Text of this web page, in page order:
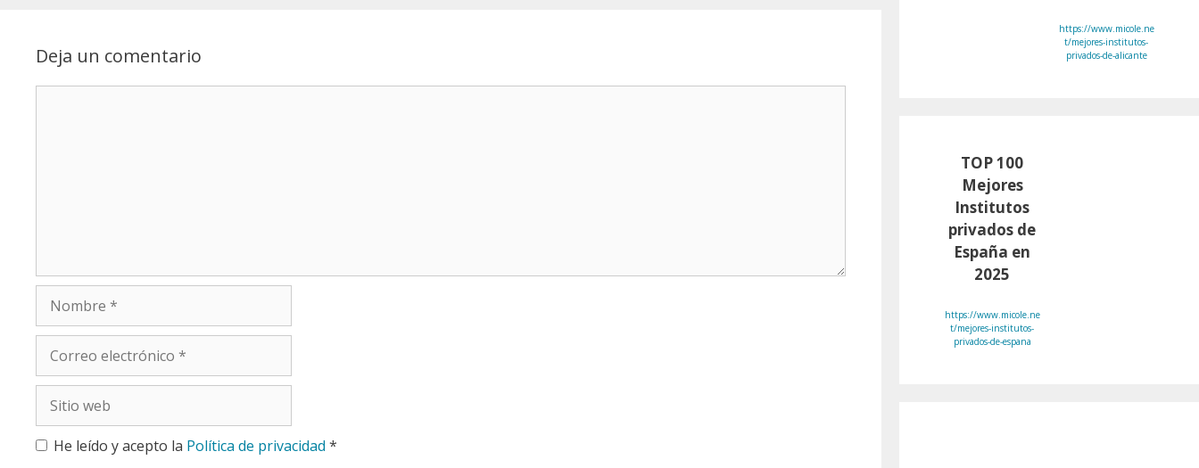
Deja un comentario
electrónico
web
He leído y acepto la Política de privacidad *
https://www.micole.ne
t/mejores-institutos-
privados-de-alicante
TOP 100
Mejores
Institutos
privados de
España en
2025
https://www.micole.ne
t/mejores-institutos-
privados-de-espana